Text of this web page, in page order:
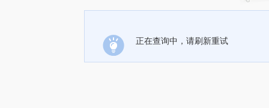
正在查询中，请刷新重试